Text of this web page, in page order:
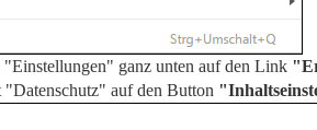
ganz unten auf den Link
auf den Button